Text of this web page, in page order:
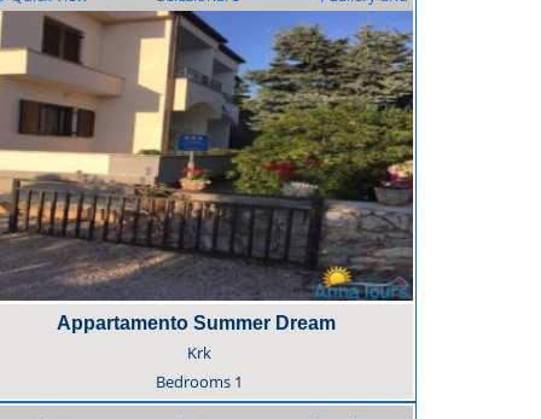
description
Appartamento Summer Dream
Krk
Bedrooms 1